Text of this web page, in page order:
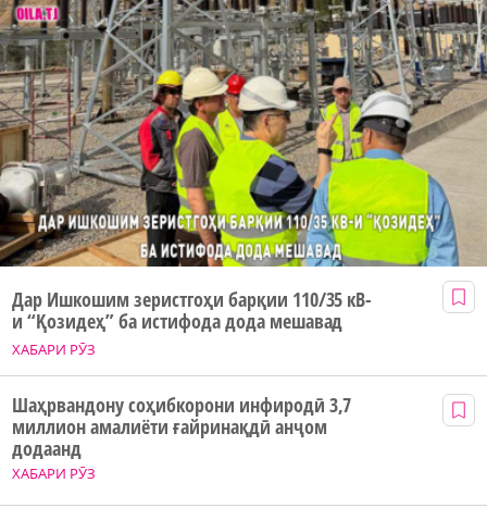
ХАБАРИ РӮЗ
Дар Ишкошим зеристгоҳи барқии 110/35 кВ-
и “Қозидеҳ” ба истифода дода мешавад
ХАБАРИ РӮЗ
Шаҳрвандону соҳибкорони инфиродӣ 3,7
миллион амалиёти ғайринақдӣ анҷом
додаанд